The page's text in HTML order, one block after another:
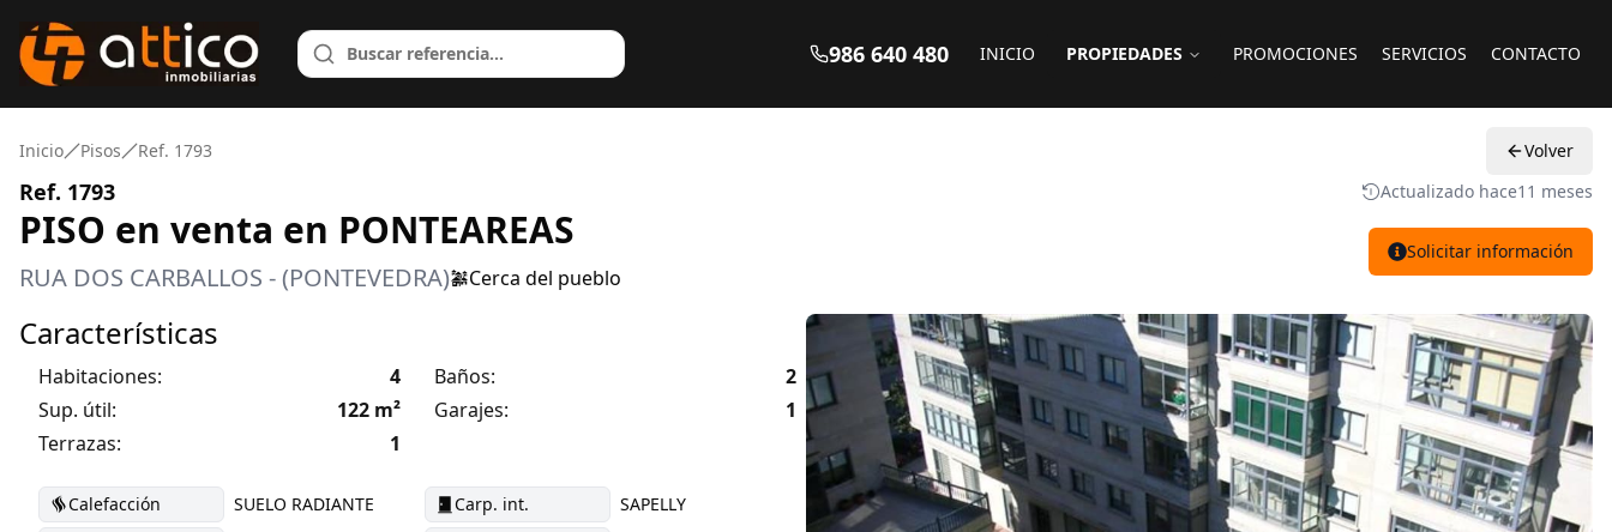
986 640 480 INICIO PROPIEDADES PROMOCIONES SERVICIOS CONTACTO
Inicio Pisos Ref. 1793 Volver
Ref. 1793 Actualizado hace11 meses
PISO en venta en PONTEAREAS
RUA DOS CARBALLOS - (PONTEVEDRA) Cerca del pueblo
Solicitar información
Características
Habitaciones: 4 Baños:
2
Sup. útil:
122 m² Garajes:
1
Terrazas:
1
Calefacción SUELO RADIANTE Carp. int.
SAPELLY